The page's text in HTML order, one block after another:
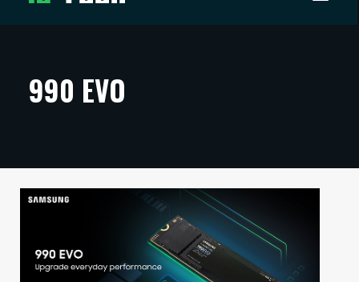
ARTIKKELIT
TECHBBS
TIETOA
KAUPPA
990 EVO